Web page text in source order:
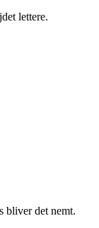
lettere.
bliver det nemt.